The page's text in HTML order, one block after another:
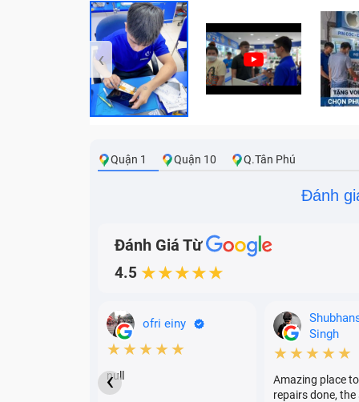
‹
Quận 1 Quận 10 Q.Tân Phú
Đánh
Đánh Giá Từ
4.5 ★★★★★
ofri einy
★★★★★
null
Singh
★★★★★
Amazing place
repairs done,
‹